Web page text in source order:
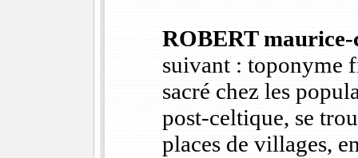
ROBERT maurice-
suivant : toponyme
sacré chez les
post-celtique, se
places de villages,